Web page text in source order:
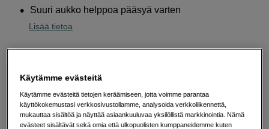
Suuri aukko helppoa pääsyä varten
Lisää tietoa
Käytämme evästeitä
Käytämme evästeitä tietojen keräämiseen, jotta voimme parantaa
käyttökokemustasi verkkosivustollamme, analysoida verkkoliikennettä,
mukauttaa sisältöä ja näyttää asiaankuuluvaa yksilöllistä markkinointia. Nämä
evästeet sisältävät sekä omia että ulkopuolisten kumppaneidemme kuten